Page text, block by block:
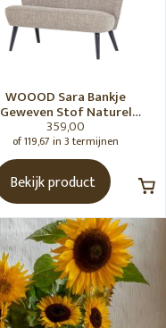
WOOOD Sara Bankje
Geweven Stof Naturel
Melange [Fsc]
359,00
of 119,67 in 3 termijnen
Bekijk product